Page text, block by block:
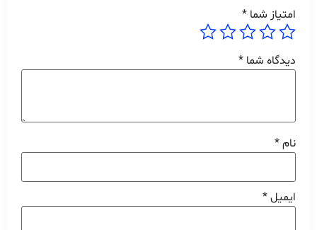
امتیاز شما *
دیدگاه شما *
نام*
ایمیل*